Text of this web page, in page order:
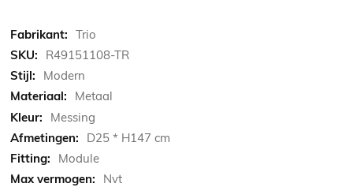
Meer
informatie
Trio
R49151108-TR
Modern
Metaal
Messing
D25 * H147 cm
Module
Nvt